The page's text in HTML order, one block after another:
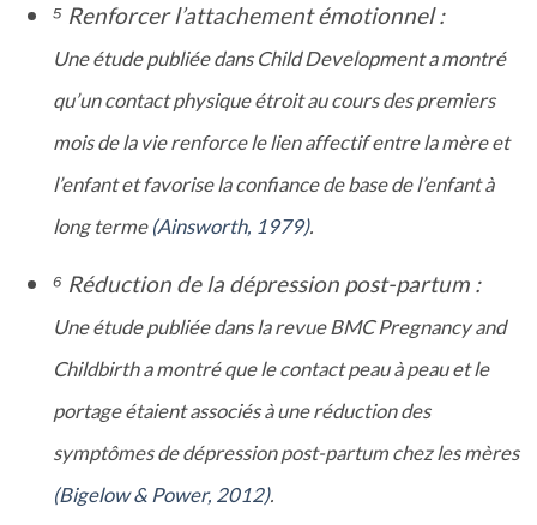
⁵ Renforcer l’attachement émotionnel :
Une étude publiée dans Child Development a montré
qu’un contact physique étroit au cours des premiers
mois de la vie renforce le lien affectif entre la mère et
l’enfant et favorise la confiance de base de l’enfant à
long terme (Ainsworth, 1979).
⁶ Réduction de la dépression post-partum :
Une étude publiée dans la revue BMC Pregnancy and
Childbirth a montré que le contact peau à peau et le
portage étaient associés à une réduction des
symptômes de dépression post-partum chez les mères
(Bigelow & Power, 2012).